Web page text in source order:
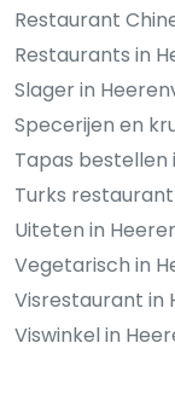
Restaurant
Restaurants in
Slager in
Specerijen en
Tapas bestellen
Turks
Uiteten in
Vegetarisch in
Visrestaurant in
Viswinkel in